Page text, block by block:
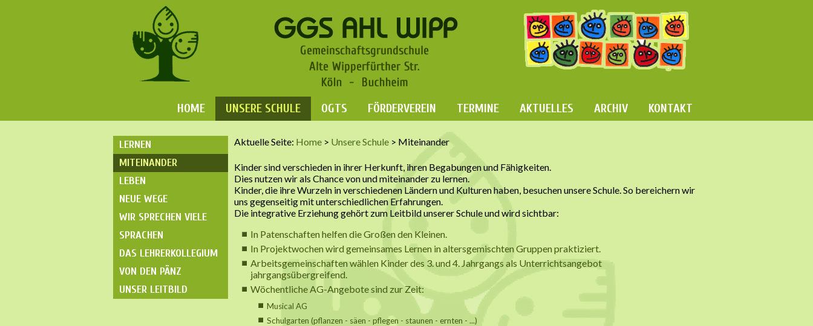
HOME UNSERE SCHULE OGTS FÖRDERVEREIN TERMINE AKTUELLES ARCHIV KONTAKT
LERNEN
MITEINANDER
LEBEN
NEUE WEGE
WIR SPRECHEN VIELE
SPRACHEN
DAS LEHRERKOLLEGIUM
VON DEN PÄNZ
UNSER LEITBILD
Aktuelle Seite: Home > Unsere Schule > Miteinander
Kinder sind verschieden in ihrer Herkunft, ihren Begabungen und Fähigkeiten.
Dies nutzen wir als Chance von und miteinander zu lernen.
Kinder, die ihre Wurzeln in verschiedenen Ländern und Kulturen haben, besuchen unsere Schule. So bereichern wir
uns gegenseitig mit unterschiedlichen Erfahrungen.
Die integrative Erziehung gehört zum Leitbild unserer Schule und wird sichtbar:
In Patenschaften helfen die Großen den Kleinen.
In Projektwochen wird gemeinsames Lernen in altersgemischten Gruppen praktiziert.
Arbeitsgemeinschaften wählen Kinder des 3. und 4. Jahrgangs als Unterrichtsangebot
jahrgangsübergreifend.
Wöchentliche AG-Angebote sind zur Zeit:
Musical AG
Schulgarten (pflanzen - säen - pflegen - staunen - ernten - ...)